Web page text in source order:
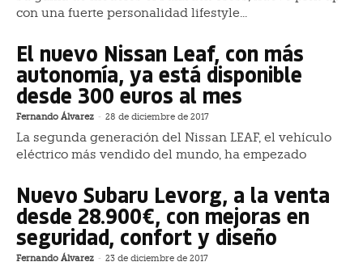
con una fuerte personalidad lifestyle...
El nuevo Nissan Leaf, con más
autonomía, ya está disponible
desde 300 euros al mes
Fernando Álvarez - 28 de diciembre de 2017
La segunda generación del Nissan LEAF, el vehículo
eléctrico más vendido del mundo, ha empezado
Nuevo Subaru Levorg, a la venta
desde 28.900€, con mejoras en
seguridad, confort y diseño
Fernando Álvarez - 23 de diciembre de 2017